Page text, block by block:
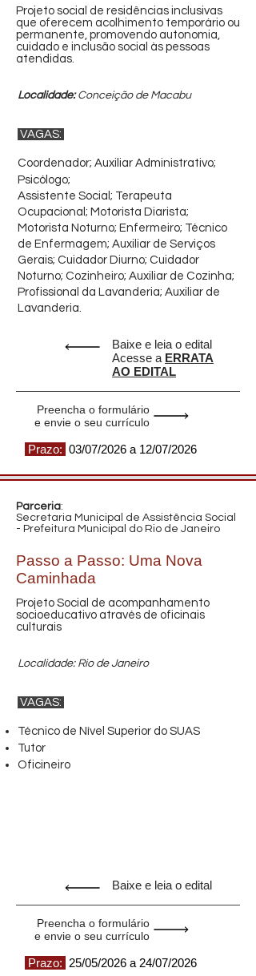
Projeto social de residências inclusivas
que oferecem acolhimento temporário ou
permanente, promovendo autonomia,
cuidado e inclusão social às pessoas
atendidas.
Localidade:Conceição de Macabu
VAGAS:
Coordenador; Auxiliar Administrativo;
Psicólogo;
Assistente Social; Terapeuta
Ocupacional; Motorista Diarista;
Motorista Noturno; Enfermeiro; Técnico
de Enfermagem; Auxiliar de Serviços
Gerais; Cuidador Diurno; Cuidador
Noturno; Cozinheiro; Auxiliar de Cozinha;
Profissional da Lavanderia; Auxiliar de
Lavanderia.
Baixe e leia o edital
Acesse a ERRATA
AO EDITAL
Preencha o formulário
e envie o seu currículo
Prazo: 03/07/2026 a 12/07/2026
Parceria:
Secretaria Municipal de Assistência Social
- Prefeitura Municipal do Rio de Janeiro
Passo a Passo: Uma Nova
Caminhada
Projeto Social de acompanhamento
socioeducativo através de oficinais
culturais
Localidade: Rio de Janeiro
VAGAS:
Técnico de Nível Superior do SUAS
Tutor
Oficineiro
Baixe e leia o edital
Preencha o formulário
e envie o seu currículo
Prazo: 25/05/2026 a 24/07/2026